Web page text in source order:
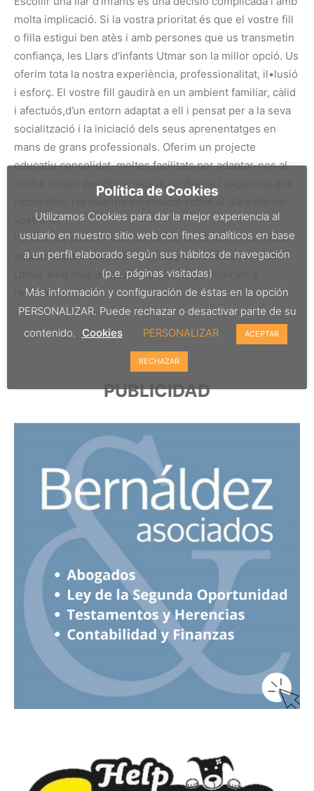
molta implicació. Si la vostra prioritat és que el vostre fill
o filla estigui ben atès i amb persones que us transmetin
confiança, les Llars d’infants Utmar son la millor opció. Us
oferim tota la nostra experiència, professionalitat, il•lusió
i esforç. El vostre fill gaudirà en un ambient familiar, càlid
i afectuós,d’un entorn adaptat a ell i pensat per a la seva
socialització i la iniciació dels seus aprenentatges en
mans de grans professionals. Oferim un projecte
educatiu consolidat, moltes facilitats per adaptar-nos al
vostre horari, per donar-vos la confiança i seguretat que
vostre fill.
I a més, us donem l’oportunitat de continuar la formació
acadèmica del vostre fill o filla als centres de l’Escola
Utmar amb més de quaranta-cinc anys dedicats a
l’educació.
PUBLICIDAD
Política de Cookies
Utilizamos Cookies para dar la mejor experiencia al
usuario en nuestro sitio web con fines analíticos en base
a un perfil elaborado según sus hábitos de navegación
(p.e. páginas visitadas)
Más información y configuración de éstas en la opción
PERSONALIZAR. Puede rechazar o desactivar parte de su
contenido. Cookies PERSONALIZAR ACEPTAR
RECHAZAR